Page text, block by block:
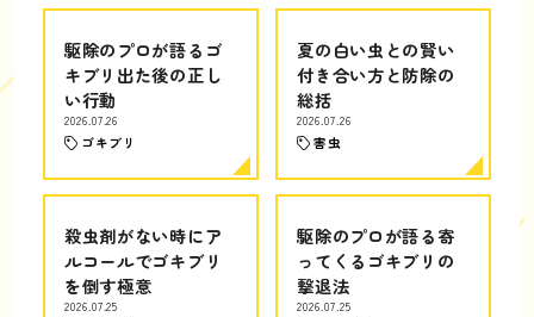
駆除のプロが語るゴ
キブリ出た後の正し
い行動
2026.07.26
ゴキブリ
夏の白い虫との賢い
付き合い方と防除の
総括
2026.07.26
害虫
殺虫剤がない時にア
ルコールでゴキブリ
を倒す極意
2026.07.25
駆除のプロが語る寄
ってくるゴキブリの
撃退法
2026.07.25